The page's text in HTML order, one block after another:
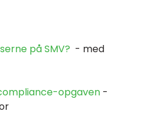
på SMV? - med
opgaven -